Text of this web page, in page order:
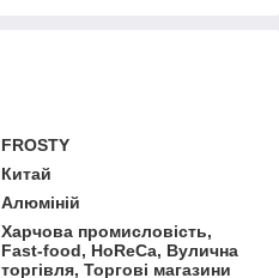
FROSTY
Китай
Алюміній
Харчова промисловість,
Fast-food, HoReCa, Вулична
торгівля, Торгові магазини